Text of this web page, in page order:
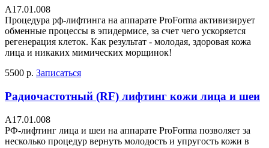
A17.01.008
Процедура рф-лифтинга на аппарате ProForma активизирует
обменные процессы в эпидермисе, за счет чего ускоряется
регенерация клеток. Как результат - молодая, здоровая кожа
лица и никаких мимических морщинок!
5500 р. Записаться
Радиочастотный (RF) лифтинг кожи лица и шеи
A17.01.008
РФ-лифтинг лица и шеи на аппарате ProForma позволяет за
несколько процедур вернуть молодость и упругость кожи в